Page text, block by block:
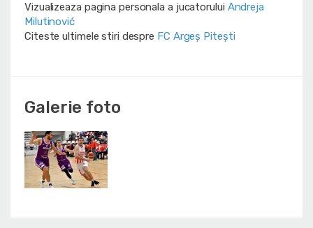
Vizualizeaza pagina personala a jucatorului Andreja
Milutinović
Citeste ultimele stiri despre FC Argeș Pitești
Galerie foto